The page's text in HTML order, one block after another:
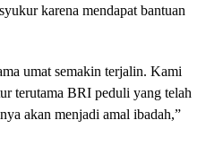
karena mendapat bantuan
umat semakin terjalin. Kami
terutama BRI peduli yang telah
akan menjadi amal ibadah,”